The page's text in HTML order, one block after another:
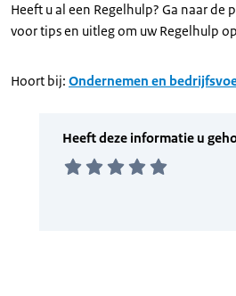
Heeft u al een Regelhulp? Ga naar de
voor tips en uitleg om uw Regelhulp
Hoort bij: Ondernemen en